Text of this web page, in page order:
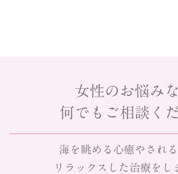
女性のお悩み
何でもご相談く
海を眺める心癒やされ
リラックスした治療をし